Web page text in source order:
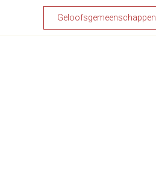
Geloofsgemeenschappen